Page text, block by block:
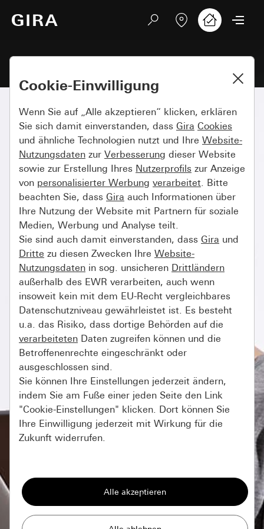
Cookie-Einwilligung
Wenn Sie auf „Alle akzeptieren“ klicken, erklären
Sie sich damit einverstanden, dass Gira Cookies
und ähnliche Technologien nutzt und Ihre Website-
Nutzungsdaten zur Verbesserung dieser Website
sowie zur Erstellung Ihres Nutzerprofils zur Anzeige
von personalisierter Werbung verarbeitet. Bitte
beachten Sie, dass Gira auch Informationen über
Ihre Nutzung der Website mit Partnern für soziale
Medien, Werbung und Analyse teilt.
Sie sind auch damit einverstanden, dass Gira und
Dritte zu diesen Zwecken Ihre Website-
Nutzungsdaten in sog. unsicheren Drittländern
außerhalb des EWR verarbeiten, auch wenn
insoweit kein mit dem EU-Recht vergleichbares
Datenschutzniveau gewährleistet ist. Es besteht
u.a. das Risiko, dass dortige Behörden auf die
verarbeiteten Daten zugreifen können und die
Betroffenenrechte eingeschränkt oder
ausgeschlossen sind.
Sie können Ihre Einstellungen jederzeit ändern,
indem Sie am Fuße einer jeden Seite den Link
"Cookie-Einstellungen" klicken. Dort können Sie
Ihre Einwilligung jederzeit mit Wirkung für die
Zukunft widerrufen.
Alle Cookies, die wir benötigen um Ihnen die